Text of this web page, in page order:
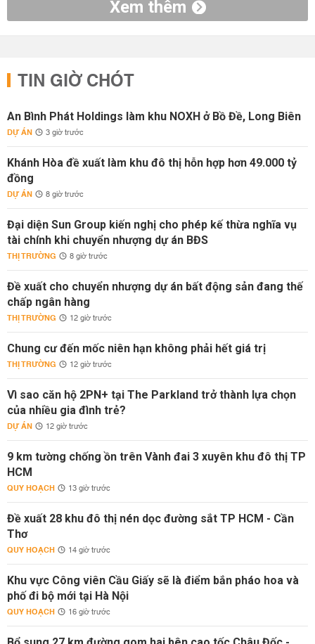
Xem thêm
TIN GIỜ CHÓT
An Bình Phát Holdings làm khu NOXH ở Bồ Đề, Long Biên
DỰ ÁN 3 giờ trước
Khánh Hòa đề xuất làm khu đô thị hỗn hợp hơn 49.000 tỷ
đồng
DỰ ÁN 8 giờ trước
Đại diện Sun Group kiến nghị cho phép kế thừa nghĩa vụ
tài chính khi chuyển nhượng dự án BĐS
THỊ TRƯỜNG 8 giờ trước
Đề xuất cho chuyển nhượng dự án bất động sản đang thế
chấp ngân hàng
THỊ TRƯỜNG 12 giờ trước
Chung cư đến mốc niên hạn không phải hết giá trị
THỊ TRƯỜNG 12 giờ trước
Vì sao căn hộ 2PN+ tại The Parkland trở thành lựa chọn
của nhiều gia đình trẻ?
DỰ ÁN 12 giờ trước
9 km tường chống ồn trên Vành đai 3 xuyên khu đô thị TP
HCM
QUY HOẠCH 13 giờ trước
Đề xuất 28 khu đô thị nén dọc đường sắt TP HCM - Cần
Thơ
QUY HOẠCH 14 giờ trước
Khu vực Công viên Cầu Giấy sẽ là điểm bắn pháo hoa và
phố đi bộ mới tại Hà Nội
QUY HOẠCH 16 giờ trước